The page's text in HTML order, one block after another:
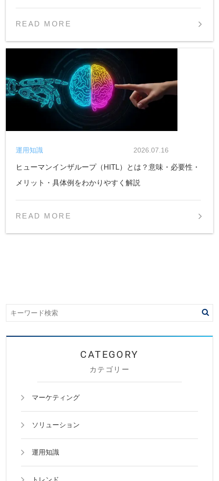
READ MORE
ヒューマンインザループ（HITL）とは？意味・必要性・
メリット・具体例をわかりやすく解説
2026.07.16
運用知識
READ MORE
カテゴリー
マーケティング
ソリューション
運用知識